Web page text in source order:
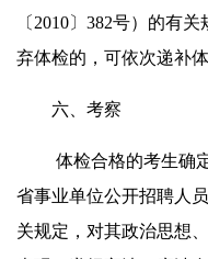
〔2010〕382号）的有
弃体检的，可依次递补体
六、考察
体检合格的考生确定
省事业单位公开招聘人
关规定，对其政治思想